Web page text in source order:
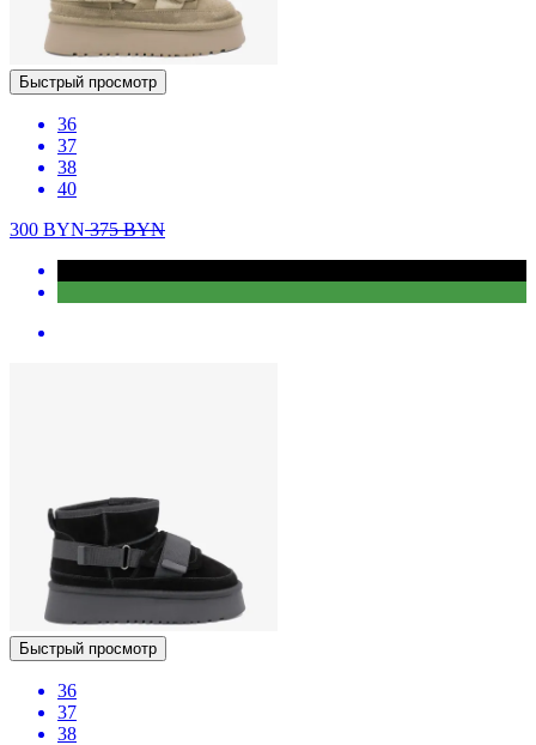
Быстрый просмотр
36
37
38
40
300 BYN375BYN
Быстрый просмотр
36
37
38